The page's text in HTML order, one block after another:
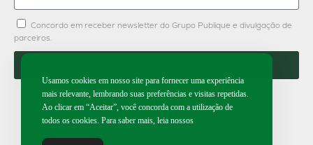
Concordo em receber newsletter do Grupo Publique e divulgação de
parceiros.
2026 | Todos os direitos reservados.
Usamos cookies em nosso site para fornecer uma experiência
mais relevante, lembrando suas preferências e visitas repetidas.
Ao clicar em “Aceitar”, você concorda com a utilização de
todos os cookies. Para saber mais, leia nossos